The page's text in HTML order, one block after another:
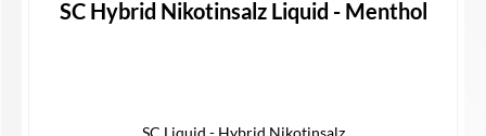
SC Hybrid Nikotinsalz Liquid - Menthol